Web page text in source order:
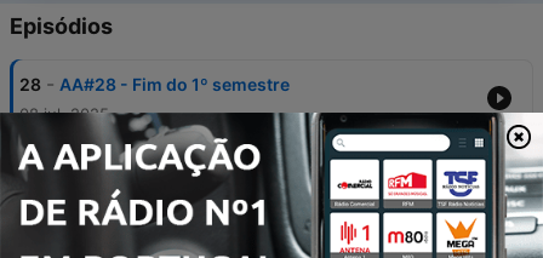
Episódios
28 - AA#28 - Fim do 1º semestre
08 jul. 2025
27 AA#27 - Só quem viveu sabe
25 jun. 2025
AA#26 - POV: HOMENS 2025